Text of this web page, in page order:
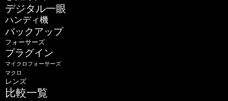
デジタル一眼
ハンディ機
バックアップ
フォーサーズ
プラグイン
マイクロフォーサーズ
マクロ
レンズ
比較一覧